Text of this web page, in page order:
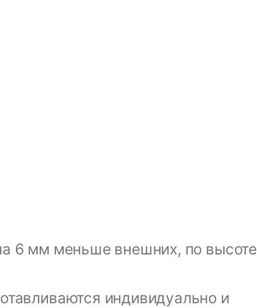
6 мм меньше внешних, по высоте
индивидуально и